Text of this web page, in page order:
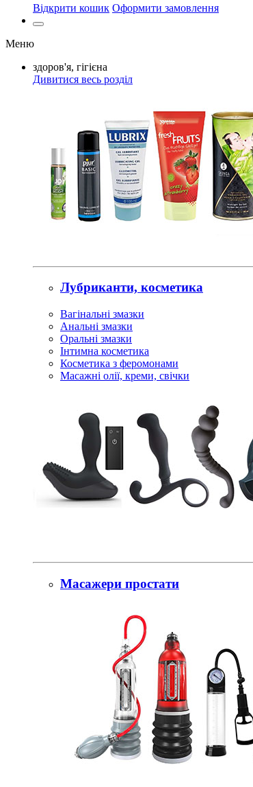
Відкрити кошик Оформити замовлення
Меню
здоров'я, гігієна
Дивитися весь розділ
Лубриканти, косметика
Вагінальні змазки
Анальні змазки
Оральні змазки
Інтимна косметика
Косметика з феромонами
Масажні олії, креми, свічки
Масажери простати